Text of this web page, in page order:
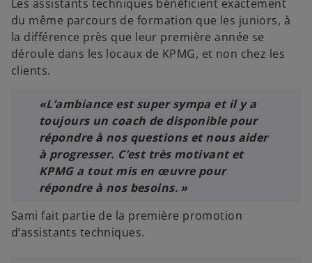
Les assistants techniques bénéficient exactement
du même parcours de formation que les juniors, à
la différence près que leur première année se
déroule dans les locaux de KPMG, et non chez les
clients.
«L’ambiance est super sympa et il y a
toujours un coach de disponible pour
répondre à nos questions et nous aider
à progresser. C’est très motivant et
KPMG a tout mis en œuvre pour
répondre à nos besoins. »
Sami fait partie de la première promotion
d’assistants techniques.